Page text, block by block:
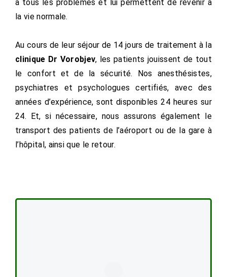
à tous les problèmes et lui permettent de revenir à
la vie normale.
Au cours de leur séjour de 14 jours de traitement à la
clinique Dr Vorobjev, les patients jouissent de tout
le confort et de la sécurité. Nos anesthésistes,
psychiatres et psychologues certifiés, avec des
années d’expérience, sont disponibles 24 heures sur
24. Et, si nécessaire, nous assurons également le
transport des patients de l’aéroport ou de la gare à
l’hôpital, ainsi que le retour.